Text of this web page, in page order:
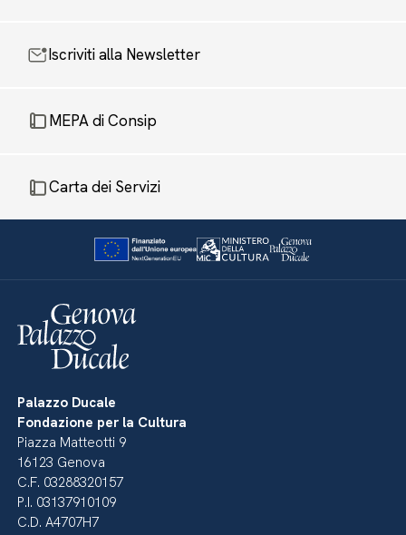
Iscriviti alla Newsletter
MEPA di Consip
Carta dei Servizi
Palazzo Ducale
Fondazione per la Cultura
Piazza Matteotti 9
16123 Genova
C.F. 03288320157
P.I. 03137910109
C.D. A4707H7